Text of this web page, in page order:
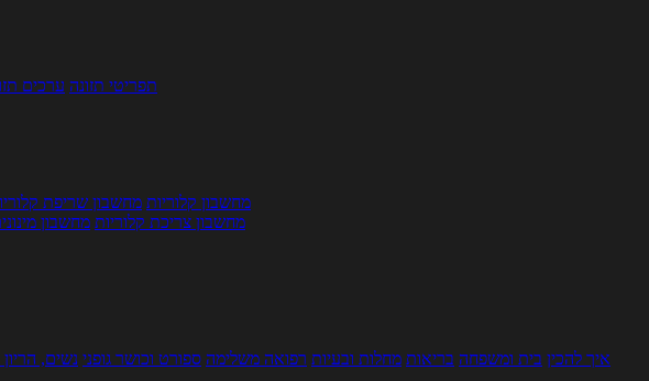
תפריטי תזונה ערכים
מחשבון קלוריות מחשבון שריפת
מחשבון צריכת קלוריות מחשבון
איך להכין בית ומשפחה בריאות מחלות ובעיות רפואה משלימה ספורט וכושר גופני נשים, הריון